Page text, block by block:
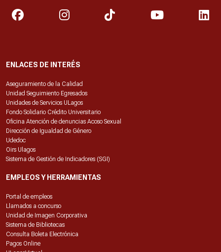
ENLACES DE INTERÉS
Aseguramiento de la Calidad
Unidad Seguimiento Egresados
Unidades de Servicios ULagos
Fondo Solidario Crédito Universitario
Oficina Atención de denuncias Acoso Sexual
Dirección de Igualdad de Género
Udedoc
Oirs Ulagos
Sistema de Gestión de Indicadores (SGI)
EMPLEOS Y HERRAMIENTAS
Portal de empleos
Llamados a concurso
Unidad de Imagen Corporativa
Sistema de Bibliotecas
Consulta Boleta Electrónica
Pagos Online